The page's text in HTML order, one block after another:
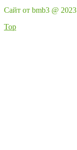
Сайт от bmb3 @ 2023
Top